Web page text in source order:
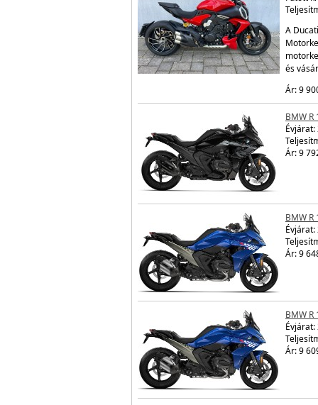
A
és
Ár: 9
BMW R
Évjárat:
Ár: 9
BMW R
Évjárat:
Ár: 9
BMW R
Évjárat:
Ár: 9